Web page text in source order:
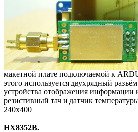
макетной плате подключаемой к
этого используется двухрядный
устройства отображения информации
резистивный тач и датчик
240х400
HX8352B.